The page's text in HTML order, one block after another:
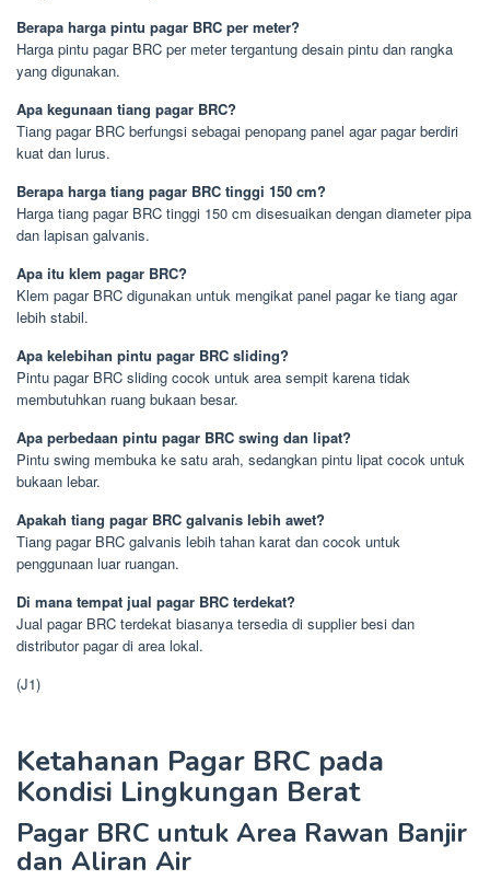
Berapa harga pintu pagar BRC per meter?
Harga pintu pagar BRC per meter tergantung desain pintu dan rangka
yang digunakan.
Apa kegunaan tiang pagar BRC?
Tiang pagar BRC berfungsi sebagai penopang panel agar pagar berdiri
kuat dan lurus.
Berapa harga tiang pagar BRC tinggi 150 cm?
Harga tiang pagar BRC tinggi 150 cm disesuaikan dengan diameter pipa
dan lapisan galvanis.
Apa itu klem pagar BRC?
Klem pagar BRC digunakan untuk mengikat panel pagar ke tiang agar
lebih stabil.
Apa kelebihan pintu pagar BRC sliding?
Pintu pagar BRC sliding cocok untuk area sempit karena tidak
membutuhkan ruang bukaan besar.
Apa perbedaan pintu pagar BRC swing dan lipat?
Pintu swing membuka ke satu arah, sedangkan pintu lipat cocok untuk
bukaan lebar.
Apakah tiang pagar BRC galvanis lebih awet?
Tiang pagar BRC galvanis lebih tahan karat dan cocok untuk
penggunaan luar ruangan.
Di mana tempat jual pagar BRC terdekat?
Jual pagar BRC terdekat biasanya tersedia di supplier besi dan
distributor pagar di area lokal.
(J1)
Ketahanan Pagar BRC pada
Kondisi Lingkungan Berat
Pagar BRC untuk Area Rawan Banjir
dan Aliran Air